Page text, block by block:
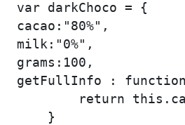
var darkChoco = {
cacao:"80%",
milk:"0%",
grams:100,
getFullInfo :
return
    }